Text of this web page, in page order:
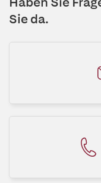
Sie da.